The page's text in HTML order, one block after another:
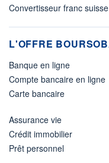
Convertisseur franc
L'OFFRE
Banque en ligne
Compte bancaire en ligne
Carte bancaire
Assurance vie
Crédit immobilier
Prêt personnel